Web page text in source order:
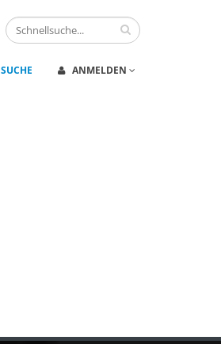
SUCHE ANMELDEN